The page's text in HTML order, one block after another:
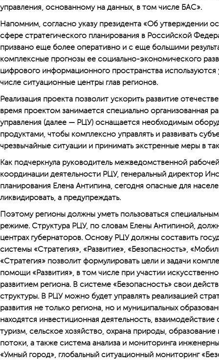
управления, основанному на данных, в том числе БАС».
Напомним, согласно указу президента «Об утверждении
сфере стратегического планирования в Российской
призвано еще более оперативно и с еще большими
комплексные прогнозы ее социально-экономического
цифрового информационного пространства
числе ситуационные центры глав регионов.
Реализация проекта позволит ускорить развитие
время проектом занимается специально организованная
управления (далее — РЦУ) оснащается необходимым
продуктами, чтобы комплексно управлять и развивать
чрезвычайные ситуации и принимать экстренные меры в
Как подчеркнула руководитель межведомственной
координации деятельности РЦУ, генеральный директор
планирования Елена Антипина, сегодня опасные для
ликвидировать, а предупреждать.
Поэтому регионы должны уметь пользоваться
режиме. Структура РЦУ, по словам Елены Антипиной,
центрах губернаторов. Основу РЦУ должны составить
системы «Стратегия», «Развитие», «Безопасность»,
«Стратегия» позволит формулировать цели и задачи
помощи «Развития», в том числе при участии
развитием региона. В системе «Безопасность» свои
структуры. В РЦУ можно будет управлять реализацией
развития не только региона, но и муниципальных
находятся инвестиционная деятельность,
туризм, сельское хозяйство, охрана природы,
потоки, а также система анализа и мониторинга
«Умный город», глобальный ситуационный мониторинг